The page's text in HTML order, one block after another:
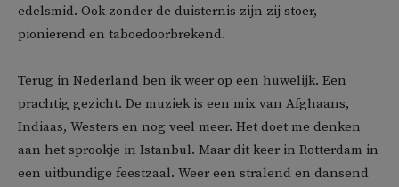
edelsmid. Ook zonder de duisternis zijn zij stoer,
pionierend en taboedoorbrekend.
Terug in Nederland ben ik weer op een huwelijk. Een
prachtig gezicht. De muziek is een mix van Afghaans,
Indiaas, Westers en nog veel meer. Het doet me denken
aan het sprookje in Istanbul. Maar dit keer in Rotterdam in
een uitbundige feestzaal. Weer een stralend en dansend